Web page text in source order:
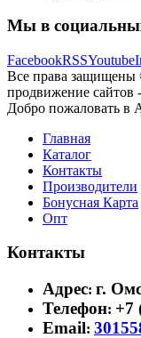
Мы в
FacebookRSSYoutube
Все права
продвижение сайтов -
Добро пожаловать в
Главная
Каталог
Контакты
Производители
Бонусная Карта
Опт
Контакты
Адрес: г.
Телефон: +7
Email: